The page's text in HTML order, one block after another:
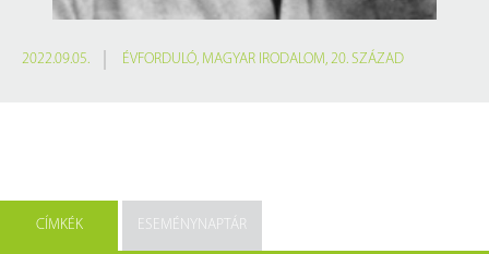
2022.09.05. ÉVFORDULÓ, MAGYAR IRODALOM, 20. SZÁZAD
CÍMKÉK ESEMÉNYNAPTÁR